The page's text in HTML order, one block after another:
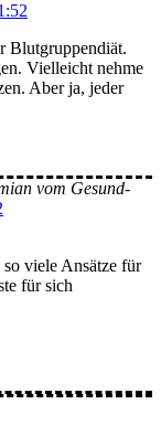
Blutgruppendiät.
Vielleicht nehme
Aber ja, jeder
vom Gesund-
viele Ansätze für
für sich